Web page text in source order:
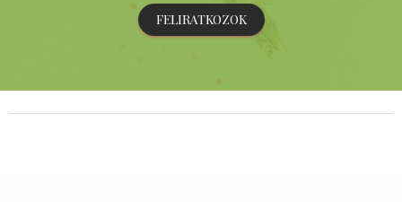
FELIRATKOZOK